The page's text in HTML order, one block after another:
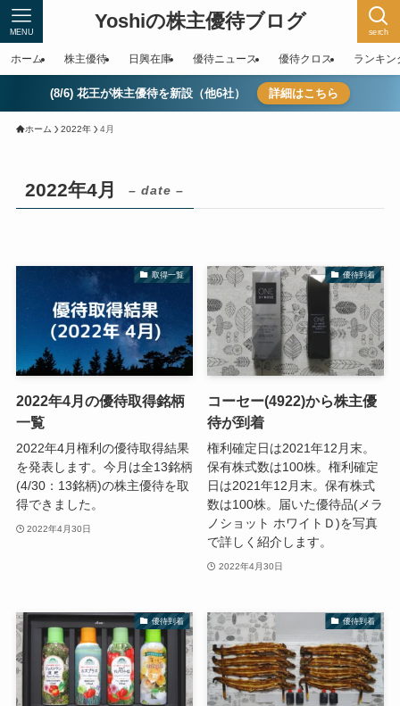
Yoshiの株主優待ブログ serch
MENU
ホーム 株主優待 日興在庫 優待ニュース 優待クロス ランキン
(8/6) 花王が株主優待を新設（他6社） 詳細はこちら
ホーム 2022年 4月
2022年4月 – date –
取得一覧
2022年4月の優待取得銘柄
一覧
2022年4月権利の優待取得結果
を発表します。今月は全13銘柄
(4/30：13銘柄)の株主優待を取
得できました。
2022年4月30日
優待到着
コーセー(4922)から株主優
待が到着
権利確定日は2021年12月末。
保有株式数は100株。権利確定
日は2021年12月末。保有株式
数は100株。届いた優待品(メラ
ノショット ホワイトＤ)を写真
で詳しく紹介します。
2022年4月30日
優待到着 優待到着